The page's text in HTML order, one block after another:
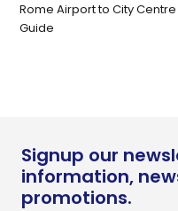
Rome Airport to City
Guide
Signup our
information,
promotions.